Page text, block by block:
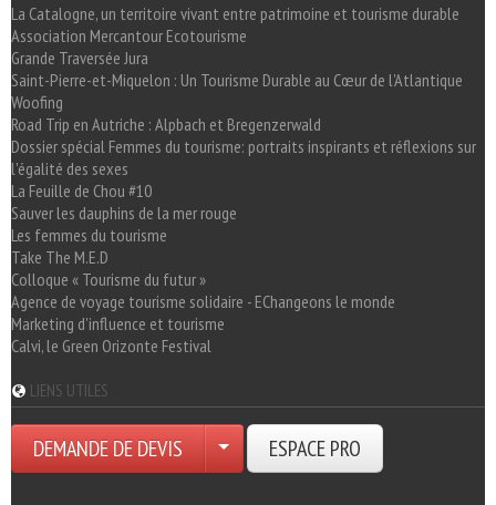
La Catalogne, un territoire vivant entre patrimoine et tourisme durable
Association Mercantour Ecotourisme
Grande Traversée Jura
Saint-Pierre-et-Miquelon : Un Tourisme Durable au Cœur de l'Atlantique
Woofing
Road Trip en Autriche : Alpbach et Bregenzerwald
Dossier spécial Femmes du tourisme: portraits inspirants et réflexions sur
l'égalité des sexes
La Feuille de Chou #10
Sauver les dauphins de la mer rouge
Les femmes du tourisme
Take The M.E.D
Colloque « Tourisme du futur »
Agence de voyage tourisme solidaire - EChangeons le monde
Marketing d'influence et tourisme
Calvi, le Green Orizonte Festival
LIENS UTILES
DEMANDE DE DEVIS ESPACE PRO